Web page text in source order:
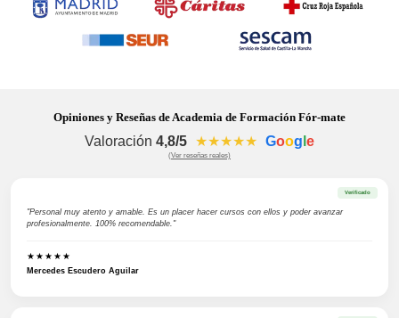
Opiniones y Reseñas de Academia de Formación Fór-mate
Valoración 4,8/5 ★★★★★ Goog e
(Ver reseñas reales)
Verificado
"Personal muy atento y amable. Es un placer hacer cursos con ellos y poder avanzar
profesionalmente. 100% recomendable."
★★★★★
Mercedes Escudero Aguilar